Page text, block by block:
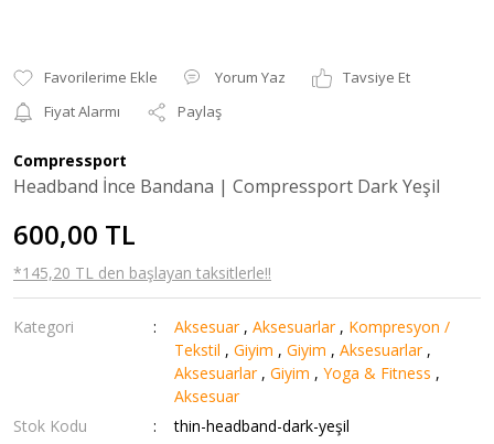
Yorum Yaz
Tavsiye Et
Fiyat Alarmı
Paylaş
Compressport
Headband İnce Bandana | Compressport Dark Yeşil
600,00 TL
*145,20 TL den başlayan taksitlerle!!
Kategori Aksesuar ,Aksesuarlar , Kompresyon /
Tekstil ,Giyim ,Giyim ,Aksesuarlar ,
Aksesuarlar ,Giyim ,Yoga & Fitness ,
Aksesuar
Stok Kodu
thin-headband-dark-yeşil